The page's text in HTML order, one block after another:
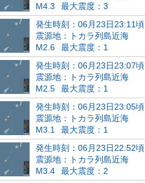
M4.3
最大震度：3
発生時刻：06月23日23:11頃
震源地：トカラ列島近海
M2.6
最大震度：1
発生時刻：06月23日23:07頃
震源地：トカラ列島近海
M2.5
最大震度：1
発生時刻：06月23日23:05頃
震源地：トカラ列島近海
M3.1
最大震度：1
発生時刻：06月23日22:52頃
震源地：トカラ列島近海
M3.4
最大震度：2